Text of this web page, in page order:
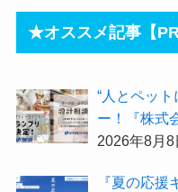
★オススメ記事【PR
“人とペッ
ー！『株式
が選出され
2026年8月8
『夏の応